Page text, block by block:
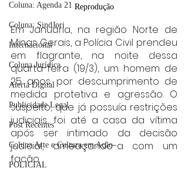
Coluna: Agenda 21
Coluna: SindJori
Internacional
Coluna Jurídica
Alerta Digital
Publicidade Legal
Post Recentes
Coluna Arte e Cultura em Ação
POLICIAL
Reprodução
Em Januária, na região Norte de
Minas Gerais, a Polícia Civil prendeu
em flagrante, na noite dessa
quarta-feira (19/3), um homem de
25 anos por descumprimento de
medida protetiva e agressão. O
suspeito, que já possuía restrições
judiciais, foi até a casa da vítima
após ser intimado da decisão
judicial, ameaçando-a com um
facão.